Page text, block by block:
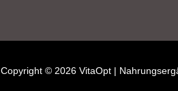
Copyright © 2026 VitaOpt |